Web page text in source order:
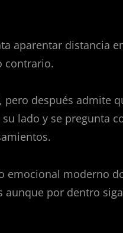
aparentar distancia
contrario.
pero después admite
lado y se pregunta
emocional moderno
por dentro